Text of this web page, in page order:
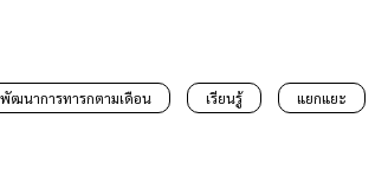
พัฒนาการทารกตามเดือน เรียนรู้ แยกแยะ